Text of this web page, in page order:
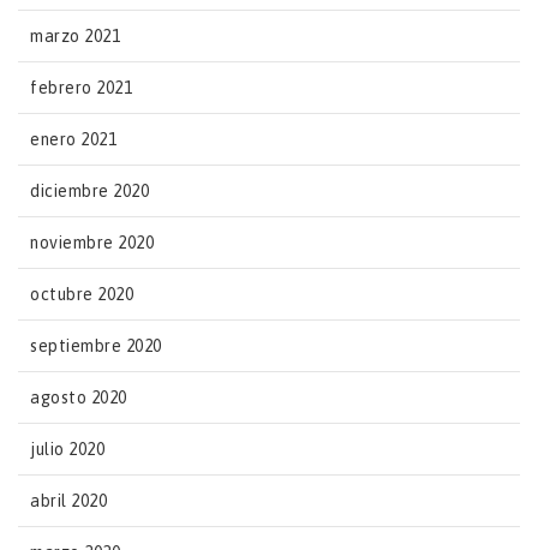
marzo 2021
febrero 2021
enero 2021
diciembre 2020
noviembre 2020
octubre 2020
septiembre 2020
agosto 2020
julio 2020
abril 2020